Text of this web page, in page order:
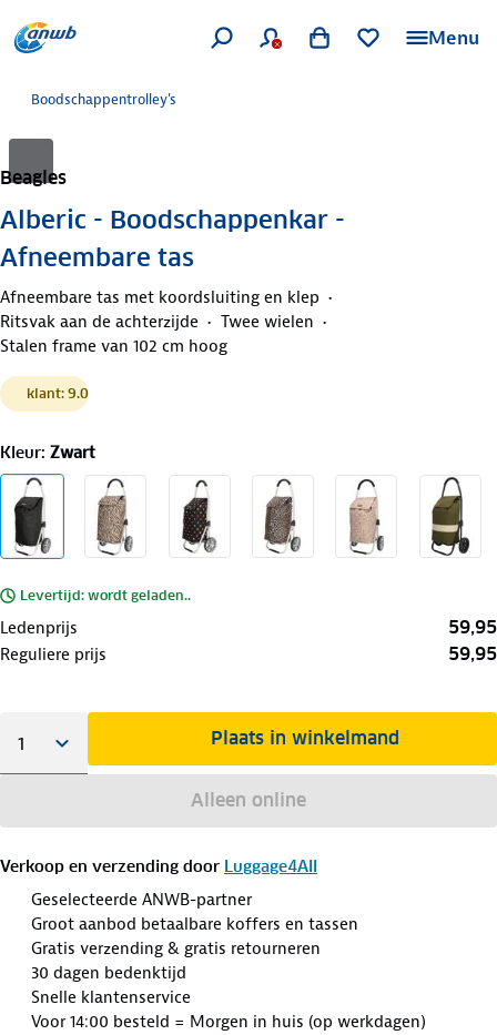
Menu
Boodschappentrolley's
Beagles
Alberic - Boodschappenkar -
Afneembare tas
Afneembare tas met koordsluiting en klep
Ritsvak aan de achterzijde
Twee wielen
Stalen frame van 102 cm hoog
klant: 9.0
Kleur: Zwart
Levertijd: wordt geladen..
Ledenprijs 59,95
Reguliere prijs 59,95
Plaats in winkelmand
Alleen online
Verkoop en verzending door Luggage4All
Geselecteerde ANWB-partner
Groot aanbod betaalbare koffers en tassen
Gratis verzending & gratis retourneren
30 dagen bedenktijd
Snelle klantenservice
Voor 14:00 besteld = Morgen in huis (op werkdagen)